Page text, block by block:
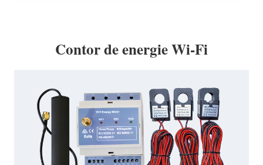
Contor de energie Wi-Fi